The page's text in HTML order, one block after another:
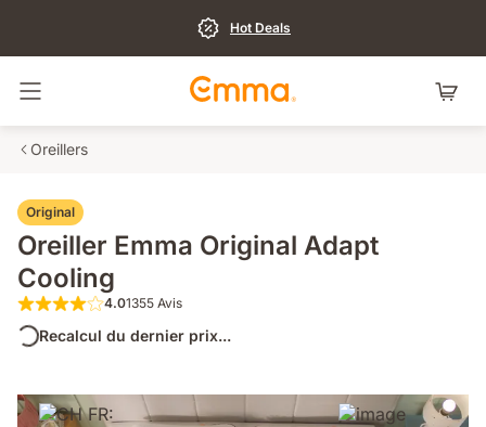
Hot Deals
Basculer la navigation
Oreillers
Original
Oreiller Emma Original Adapt
Cooling
4.0 sur 5 étoiles 1355 Avis
4.01355 Avis
Recalcul du dernier prix...